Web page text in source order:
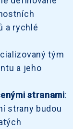
a rychlé
tým
a jeho
stranami:
strany budou